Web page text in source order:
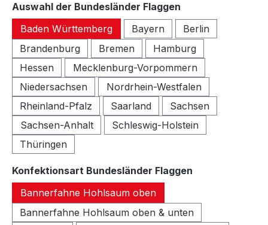
Auswahl der Bundesländer Flaggen
Baden Württemberg
Bayern
Berlin
Brandenburg
Bremen
Hamburg
Hessen
Mecklenburg-Vorpommern
Niedersachsen
Nordrhein-Westfalen
Rheinland-Pfalz
Saarland
Sachsen
Sachsen-Anhalt
Schleswig-Holstein
Thüringen
Konfektionsart Bundesländer Flaggen
Bannerfahne Hohlsaum oben
Bannerfahne Hohlsaum oben & unten